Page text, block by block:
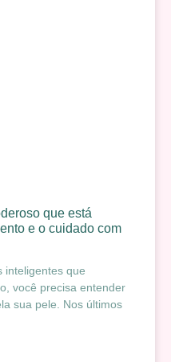
que está
e o cuidado com
inteligentes que
você precisa entender
sua pele. Nos últimos